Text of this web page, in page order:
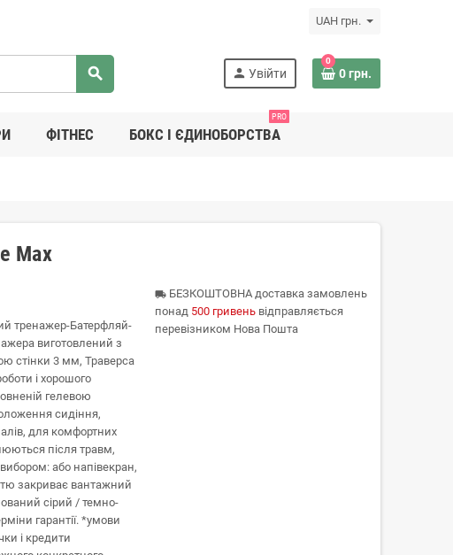
UAH грн.
search person Увійти
0
0 грн.
ФІТНЕС БОКС І ЄДИНОБОРСТВА
PRO
Max
тренажер-Батерфляй-
виготовлений з
стінки 3 мм, Траверса
і хорошого
гелевою
сидіння,
для комфортних
після травм,
або напівекран,
закриває вантажний
сірий / темно-
гарантії. *умови
і кредити
local_shippingБЕЗКОШТОВНА доставка замовлень
понад 500 гривеньвідправляється
перевізником Нова Пошта